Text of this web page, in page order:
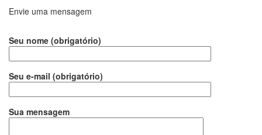
Envie uma mensagem
Seu nome (obrigatório)
Seu e-mail (obrigatório)
Sua mensagem